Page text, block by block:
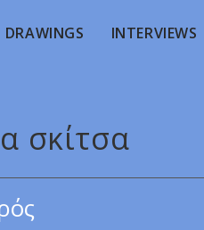
DRAWINGS INTERVIEWS
σκίτσα